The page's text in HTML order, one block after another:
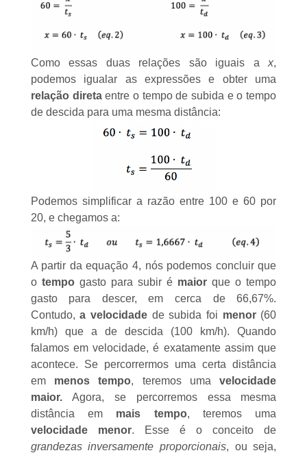
Como essas duas relações são iguais ax,
podemos igualar as expressões e obter uma
relação diretaentre o tempo de subida e o tempo
de descida para uma mesma distância:
Podemos simplificar a razão entre 100 e 60 por
20, e chegamos a:
A partir da equação 4, nós podemos concluir que
o tempogasto para subir é maior que o tempo
gasto para descer, em cerca de 66,67%.
Contudo,a velocidade de subida foi menor (60
km/h) que a de descida (100 km/h). Quando
falamos em velocidade, é exatamente assim que
acontece. Se percorrermos uma certa distância
em menos tempo, teremos umavelocidade
maior.Agora, se percorremos essa mesma
distância em mais tempo, teremos uma
velocidade menor. Esse é o conceito de
grandezas inversamente proporcionais, ou seja,